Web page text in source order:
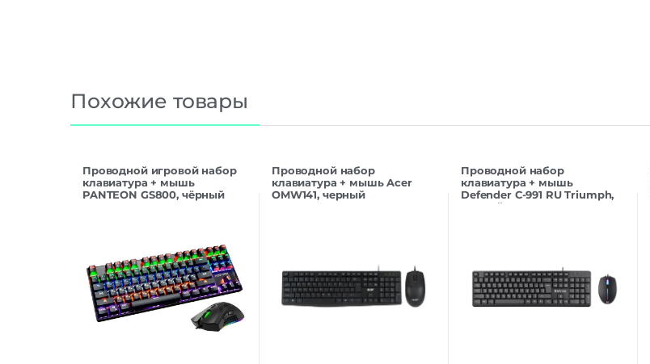
Похожие товары
Проводной игровой набор
клавиатура + мышь
PANTEON GS800, чёрный
Проводной набор
клавиатура + мышь Acer
OMW141, черный
Проводной набор
клавиатура + мышь
Defender C-991 RU Triumph,
черный